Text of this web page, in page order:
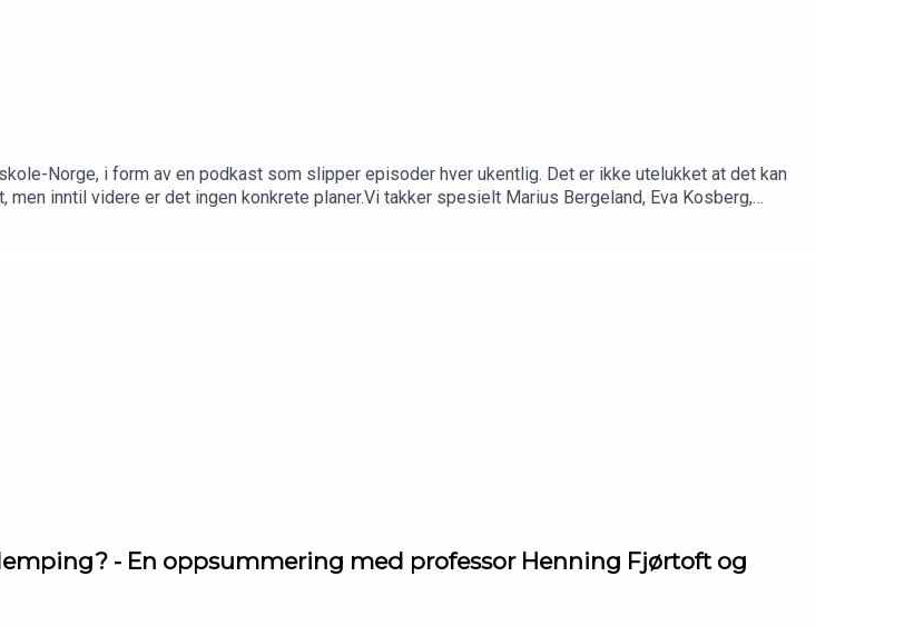
Norge, i form av en podkast som slipper episoder hver ukentlig. Det er ikke utelukket at det kan
inntil videre er det ingen konkrete planer.Vi takker spesielt Marius Bergeland, Eva Kosberg,
for følget!
- En oppsummering med professor Henning Fjørtoft og